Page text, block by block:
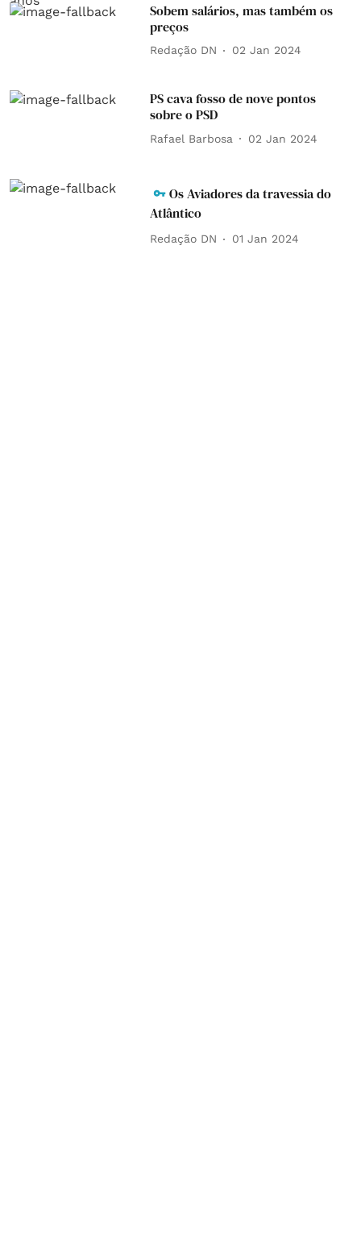
Sobem salários, mas também os
preços
Redação DN 02 Jan 2024
PS cava fosso de nove pontos
sobre o PSD
Rafael Barbosa 02 Jan 2024
Os Aviadores da travessia do
Atlântico
Redação DN 01 Jan 2024